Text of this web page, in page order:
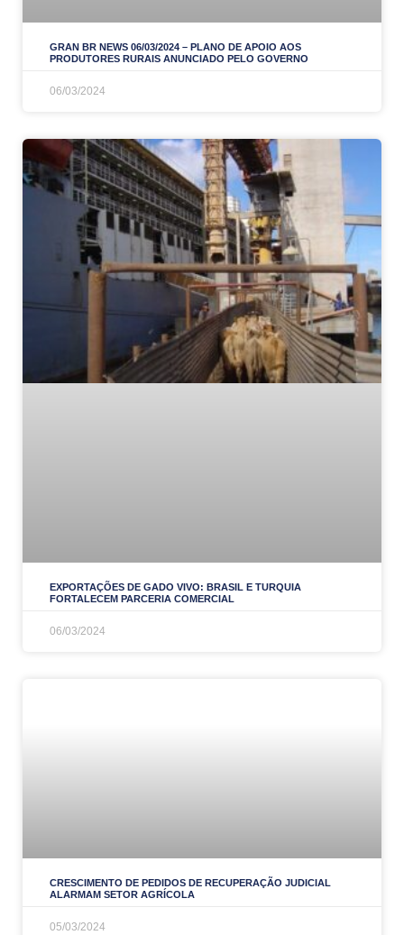
GRAN BR NEWS 06/03/2024 – PLANO DE APOIO AOS
PRODUTORES RURAIS ANUNCIADO PELO GOVERNO
06/03/2024
EXPORTAÇÕES DE GADO VIVO: BRASIL E TURQUIA
FORTALECEM PARCERIA COMERCIAL
06/03/2024
CRESCIMENTO DE PEDIDOS DE RECUPERAÇÃO JUDICIAL
ALARMAM SETOR AGRÍCOLA
05/03/2024